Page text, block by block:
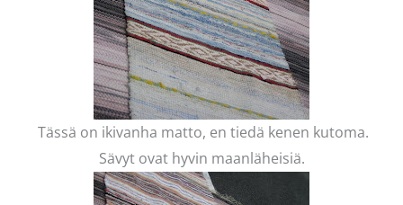
Tässä on ikivanha matto, en tiedä kenen kutoma.
Sävyt ovat hyvin maanläheisiä.